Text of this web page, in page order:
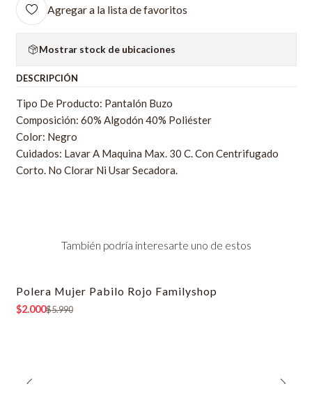
Agregar a la lista de favoritos
Mostrar stock de ubicaciones
DESCRIPCIÓN
Tipo De Producto: Pantalón Buzo
Composición: 60% Algodón 40% Poliéster
Color: Negro
Cuidados: Lavar A Maquina Max. 30 C. Con Centrifugado
Corto. No Clorar Ni Usar Secadora.
También podría interesarte uno de estos
-67% OFF
Polera Mujer Pabilo Rojo Familyshop
$2.000$5.990